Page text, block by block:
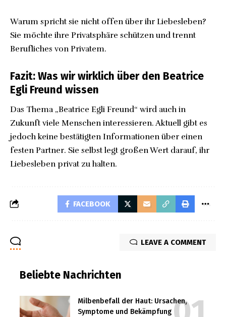
Warum spricht sie nicht offen über ihr Liebesleben?
Sie möchte ihre Privatsphäre schützen und trennt
Berufliches von Privatem.
Fazit: Was wir wirklich über den Beatrice
Egli Freund wissen
Das Thema „Beatrice Egli Freund“ wird auch in
Zukunft viele Menschen interessieren. Aktuell gibt es
jedoch keine bestätigten Informationen über einen
festen Partner. Sie selbst legt großen Wert darauf, ihr
Liebesleben privat zu halten.
FACEBOOK
LEAVE A COMMENT
Beliebte Nachrichten
Milbenbefall der Haut: Ursachen,
Symptome und Bekämpfung